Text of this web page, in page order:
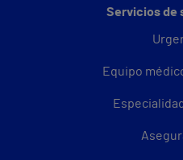
Servicios de
Equipo